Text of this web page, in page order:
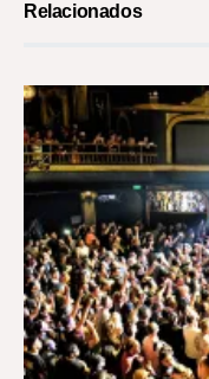
Relacionados